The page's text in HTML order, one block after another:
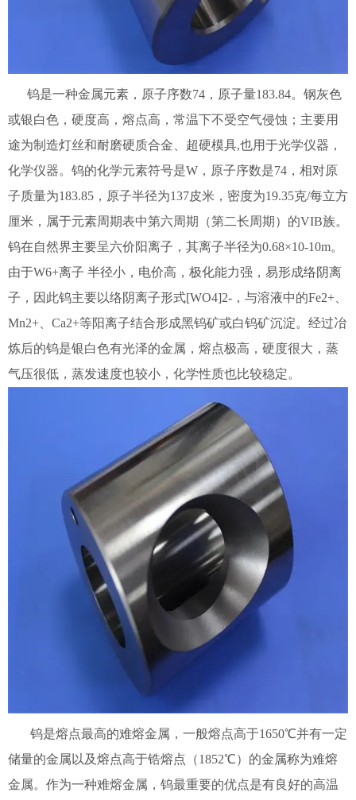
钨是一种金属元素，原子序数74，原子量183.84。钢灰色
或银白色，硬度高，熔点高，常温下不受空气侵蚀；主要用
途为制造灯丝和耐磨硬质合金、超硬模具,也用于光学仪器，
化学仪器。钨的化学元素符号是W，原子序数是74，相对原
子质量为183.85，原子半径为137皮米，密度为19.35克/每立方
厘米，属于元素周期表中第六周期（第二长周期）的VIB族。
钨在自然界主要呈六价阳离子，其离子半径为0.68×10-10m。
由于W6+离子 半径小，电价高，极化能力强，易形成络阴离
子，因此钨主要以络阴离子形式[WO4]2-，与溶液中的Fe2+、
Mn2+、Ca2+等阳离子结合形成黑钨矿或白钨矿沉淀。经过冶
炼后的钨是银白色有光泽的金属，熔点极高，硬度很大，蒸
气压很低，蒸发速度也较小，化学性质也比较稳定。
钨是熔点最高的难熔金属，一般熔点高于1650℃并有一定
储量的金属以及熔点高于锆熔点（1852℃）的金属称为难熔
金属。作为一种难熔金属，钨最重要的优点是有良好的高温